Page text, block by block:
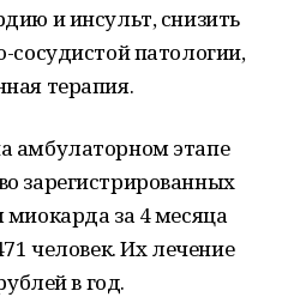
и инсульт, снизить
сосудистой патологии,
терапия.
амбулаторном этапе
зарегистрированных
за 4 месяца
человек. Их лечение
в год.